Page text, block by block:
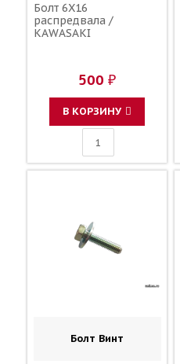
Болт 6X16
распредвала /
KAWASAKI
500 ₽
В КОРЗИНУ
Болт Винт